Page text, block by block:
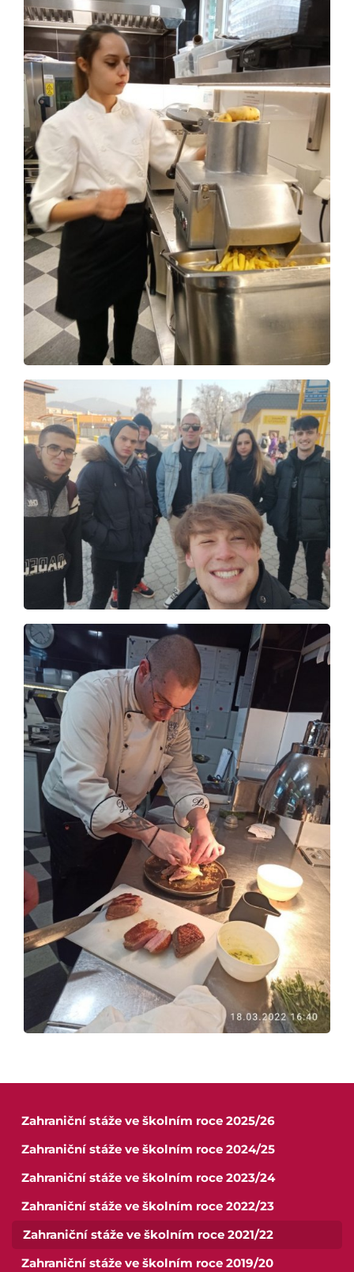
Zahraniční stáže ve školním roce 2025/26
Zahraniční stáže ve školním roce 2024/25
Zahraniční stáže ve školním roce 2023/24
Zahraniční stáže ve školním roce 2022/23
Zahraniční stáže ve školním roce 2021/22
Zahraniční stáže ve školním roce 2019/20